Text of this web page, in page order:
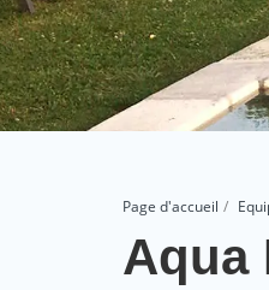
Page d'accueil
Aqua